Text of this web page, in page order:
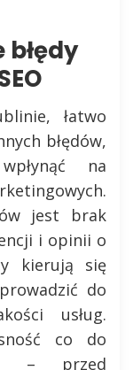
błędy
łatwo
błędów,
na
jest brak
i opinii o
kierują się
do
usług.
co do
– przed